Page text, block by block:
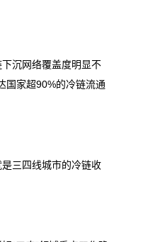
沉网络覆盖度明显不
国家超90%的冷链流通
三四线城市的冷链收